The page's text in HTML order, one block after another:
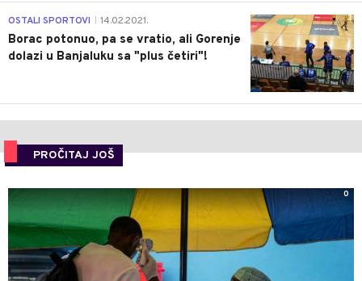
3
OSTALI SPORTOVI 14.02.2021.
Borac potonuo, pa se vratio, ali Gorenje
dolazi u Banjaluku sa "plus četiri"!
PROČITAJ JOŠ
0